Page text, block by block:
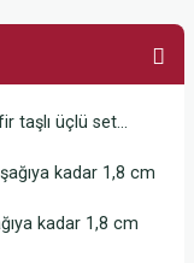
taşlı üçlü set...
kadar 1,8 cm
kadar 1,8 cm